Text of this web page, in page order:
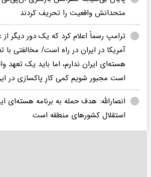
متحدانش واقعیت را تحریف کردند
ترامپ رسماً اعلام کرد که یک دور دیگر
هسته‌ای ایران ندارم، اما باید یک تعهد
است مجبور شویم کمی کارِ پاکسازی در
انصارالله: هدف حمله به برنامه هسته‌ای
استقلال کشورهای منطقه است